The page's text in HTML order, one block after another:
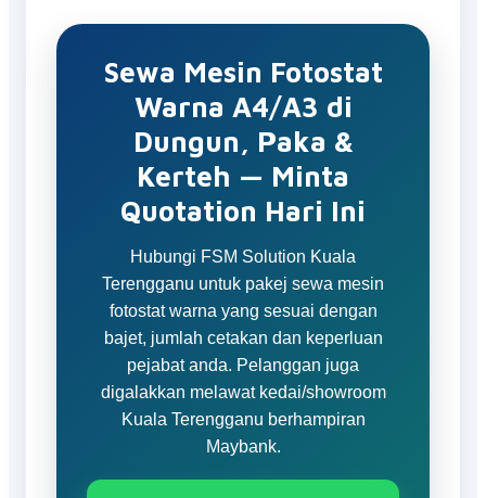
Sewa Mesin Fotostat
Warna A4/A3 di
Dungun, Paka &
Kerteh — Minta
Quotation Hari Ini
Hubungi FSM Solution Kuala
Terengganu untuk pakej sewa mesin
fotostat warna yang sesuai dengan
bajet, jumlah cetakan dan keperluan
pejabat anda. Pelanggan juga
digalakkan melawat kedai/showroom
Kuala Terengganu berhampiran
Maybank.